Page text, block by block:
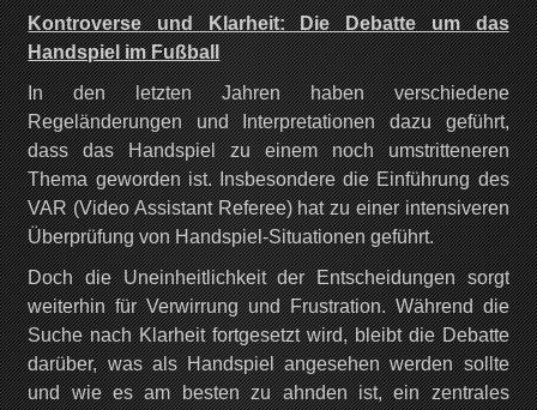
Kontroverse und Klarheit: Die Debatte um das
Handspiel im Fußball
In den letzten Jahren haben verschiedene
Regeländerungen und Interpretationen dazu geführt,
dass das Handspiel zu einem noch umstritteneren
Thema geworden ist. Insbesondere die Einführung des
VAR (Video Assistant Referee) hat zu einer intensiveren
Überprüfung von Handspiel-Situationen geführt.
Doch die Uneinheitlichkeit der Entscheidungen sorgt
weiterhin für Verwirrung und Frustration. Während die
Suche nach Klarheit fortgesetzt wird, bleibt die Debatte
darüber, was als Handspiel angesehen werden sollte
und wie es am besten zu ahnden ist, ein zentrales